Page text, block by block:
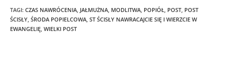
TAGI: CZAS NAWRÓCENIA, JAŁMUŻNA, MODLITWA, POPIÓŁ, POST, POST
ŚCISŁY, ŚRODA POPIELCOWA, ST ŚCISŁY NAWRACAJCIE SIĘ I WIERZCIE W
EWANGELIĘ, WIELKI POST